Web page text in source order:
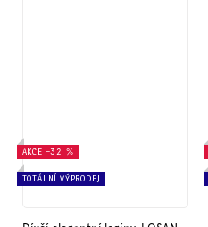
AKCE –32 %
TOTÁLNÍ VÝPRODEJ